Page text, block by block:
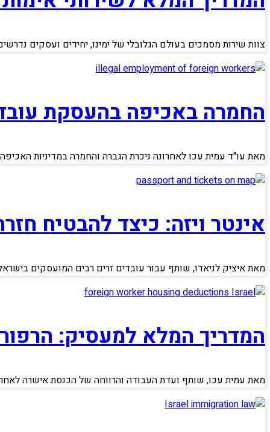
צוות שירות מסמכים בעולם הגלובלי של ימינו, יחידים ועסקים
החמרה באכיפה בהעסקת
מאת עו"ד עמית עכו לאחרונה ניכרת הגברה והחמרה במדיניות
אינטר ויזה: כיצד להבטיח
מאת איציק לניאדו, שותף עבור עובדים זרים רבים המועסקים
המדריך המלא למעסיק:
מאת עמית עכו, שותף ועדת העבודה והרווחה של הכנסת אישרה